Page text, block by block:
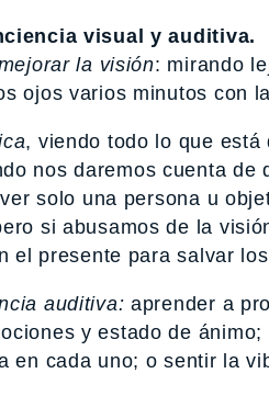
visual y auditiva.
la visión: mirando
ojos varios minutos con
, viendo todo lo que
nos daremos cuenta
solo una persona u
si abusamos de la
el presente para salvar
auditiva: aprender a
y estado de
en cada uno; o sentir la